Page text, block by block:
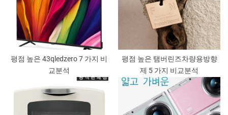
평점 높은 43qledzero 7 가지 비
교분석
평점 높은 탬버린즈차량용방향
제 5 가지 비교분석